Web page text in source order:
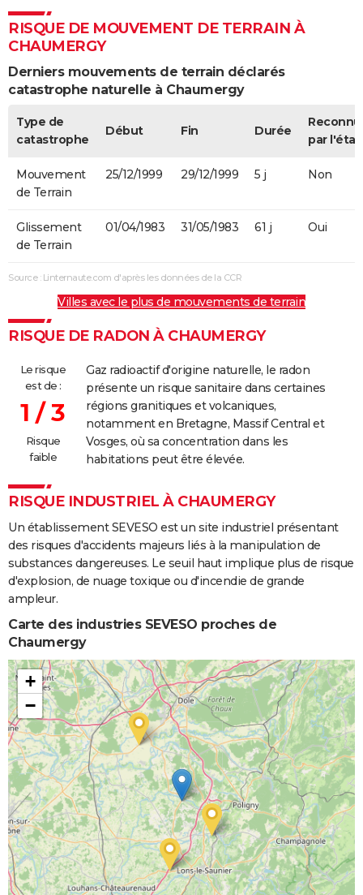
RISQUE DE MOUVEMENT DE TERRAIN À
CHAUMERGY
Derniers mouvements de terrain déclarés
catastrophe naturelle à Chaumergy
Type de
catastrophe
Début Fin Durée
par l'état
Mouvement
de Terrain
25/12/1999 29/12/1999 5 j Non
Glissement
de Terrain
01/04/1983 31/05/1983 61 j Oui
Source : Linternaute.com d'après les données de la CCR
Villes avec le plus de mouvements de terrain
RISQUE DE RADON À CHAUMERGY
Le risque
est de :
1 / 3
Risque
faible
Gaz radioactif d'origine naturelle, le radon
présente un risque sanitaire dans certaines
régions granitiques et volcaniques,
notamment en Bretagne, Massif Central et
Vosges, où sa concentration dans les
habitations peut être élevée.
RISQUE INDUSTRIEL À CHAUMERGY
Un établissement SEVESO est un site industriel présentant
des risques d'accidents majeurs liés à la manipulation de
substances dangereuses. Le seuil haut implique plus de risque
d'explosion, de nuage toxique ou d'incendie de grande
ampleur.
Carte des industries SEVESO proches de
Chaumergy
+
−